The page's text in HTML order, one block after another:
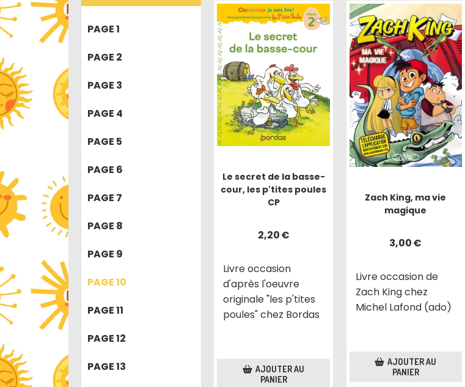
PAGE 1
PAGE 2
PAGE 3
PAGE 4
PAGE 5
PAGE 6
PAGE 7
PAGE 8
PAGE 9
PAGE 10
PAGE 11
PAGE 12
PAGE 13
Le secret de la basse-
cour, les p'tites poules
CP
2,20€
Livre occasion
d'après l'oeuvre
originale "les p'tites
poules" chez Bordas
AJOUTER AU
PANIER
Zach King, ma vie
magique
3,00€
Livre occasion de
Zach King chez
Michel Lafond (ado)
AJOUTER AU
PANIER